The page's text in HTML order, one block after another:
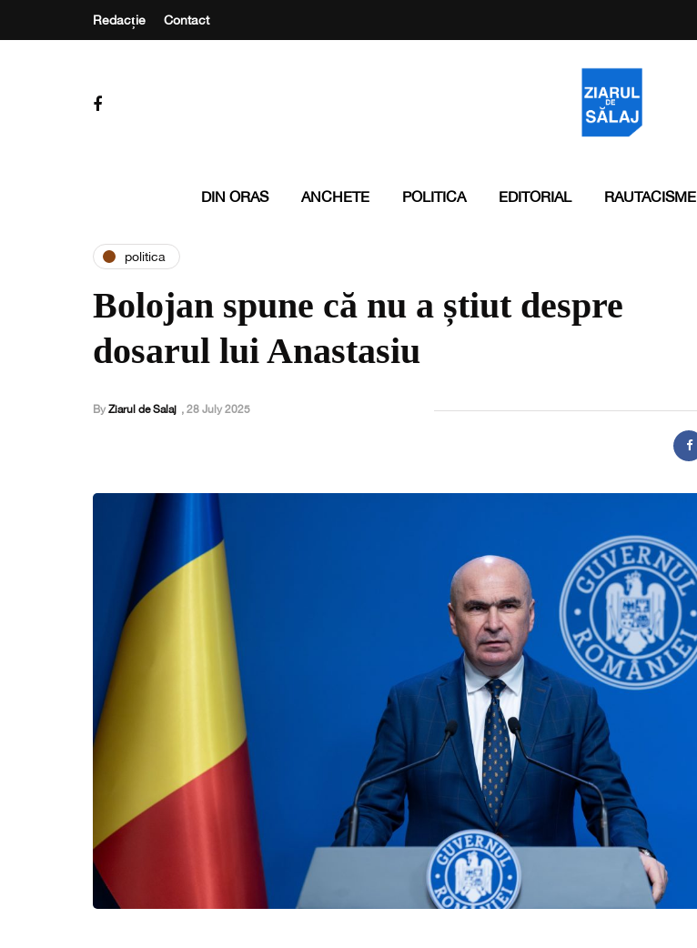
Redacție Contact
DIN ORAS ANCHETE POLITICA EDITORIAL RAUTACISME
politica
Bolojan spune că nu a știut despre
dosarul lui Anastasiu
By Ziarul de Salaj , 28 July 2025